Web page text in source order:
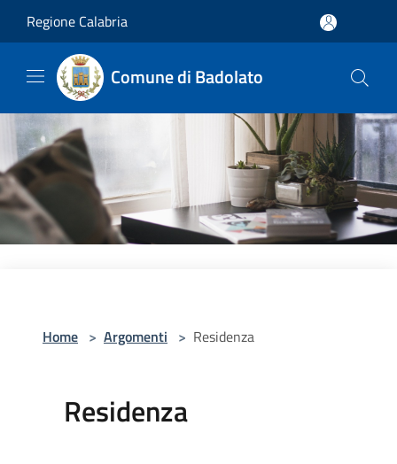
Regione Calabria
Comune di Badolato
Home > Argomenti > Residenza
Residenza